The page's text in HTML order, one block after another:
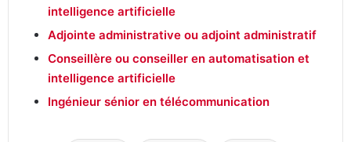
intelligence artificielle
Adjointe administrative ou adjoint administratif
Conseillère ou conseiller en automatisation et
intelligence artificielle
Ingénieur sénior en télécommunication